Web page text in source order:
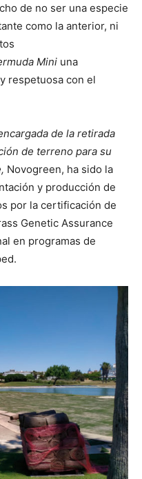
de no ser una especie
como la anterior, ni
Mini una
respetuosa con el
de la retirada
de terreno para su
Novogreen, ha sido la
y producción de
por la certificación de
Genetic Assurance
en programas de